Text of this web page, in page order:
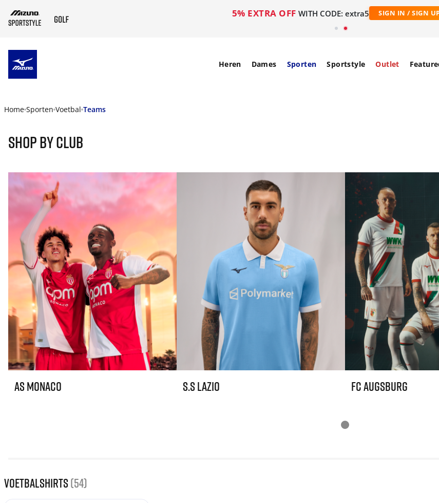
5% EXTRA OFF WITH CODE: extra5 SIGN IN / SIGN
Heren Dames Sporten Sportstyle Outlet
Home Sporten Voetbal Teams
Shop By Club
AS Monaco S.S Lazio FC Augsburg
Voetbalshirts (54)